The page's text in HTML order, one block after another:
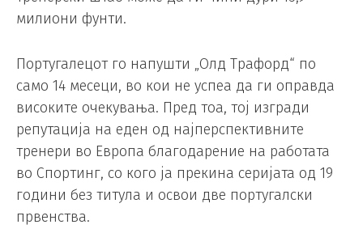
милиони фунти.
Португалецот го напушти „Олд Трафорд“ по
само 14 месеци, во кои не успеа да ги оправда
високите очекувања. Пред тоа, тој изгради
репутација на еден од најперспективните
тренери во Европа благодарение на работата
во Спортинг, со кого ја прекина серијата од 19
години без титула и освои две португалски
првенства.